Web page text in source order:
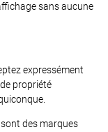
sans aucune
expressément
propriété
sont des marques